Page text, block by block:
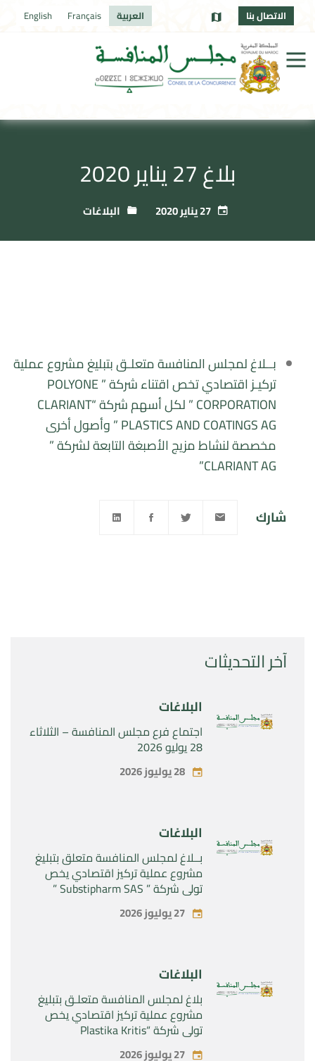
الاتصال بنا العربية Français
English
بلاغ 27 يناير 2020
27 يناير 2020 البلاغات
آخر التحديثات
البلاغات
اجتماع فرع مجلس المنافسة – الثلاثاء
28 يوليو 2026
28 يوليوز 2026
البلاغات
بــلاغ لمجلس المنافسة متعلق بتبليغ
مشروع عملية تركيز اقتصادي يخص
تولي شركة ” Substipharm SAS ”
المراقبة الحصرية للأصول والحقوق
المتعلقة بالمنتجين الصيدلانيين”
27 يوليوز 2026
البلاغات
بلاغ لمجلس المنافسة متعلـق بتبليغ
مشروع عملية تركيز اقتصادي يخص
تولي شركة “Plastika Kritis
SA”المراقبة الحصرية لشركة27 يوليوز 2026
بــلاغ لمجلس المنافسة متعلـق بتبليغ مشروع عملية
تركيـز اقتصادي تخص اقتناء شركة ” POLYONE
CORPORATION ” لكل أسهم شركة “CLARIANT
PLASTICS AND COATINGS AG ” وأصول أخرى
مخصصة لنشاط مزيج الأصبغة التابعة لشركة ”
CLARIANT AG”
شارك